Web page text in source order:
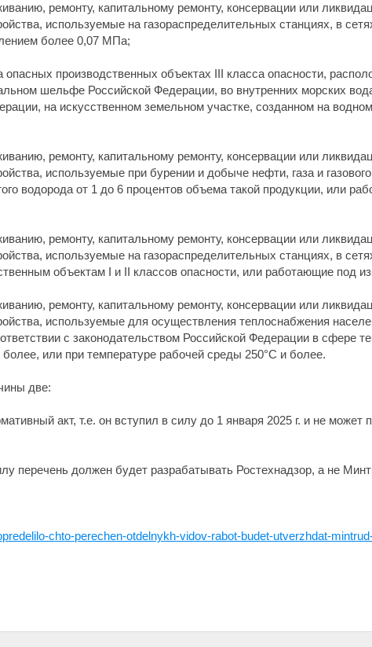
ремонту, капитальному ремонту, консервации или
используемые на газораспределительных станциях, в
более 0,07 МПа;
производственных объектах III класса опасности,
шельфе Российской Федерации, во внутренних морских
на искусственном земельном участке, созданном на
ремонту, капитальному ремонту, консервации или
используемые при бурении и добыче нефти, газа и
водорода от 1 до 6 процентов объема такой продукции, или
ремонту, капитальному ремонту, консервации или
используемые на газораспределительных станциях, в
объектам I и II классов опасности, или работающие под
ремонту, капитальному ремонту, консервации или
используемые для осуществления теплоснабжения
с законодательством Российской Федерации в сфере
или при температуре рабочей среды 250°C и более.
две:
акт, т.е. он вступил в силу до 1 января 2025 г. и не
перечень должен будет разрабатывать Ростехнадзор, а не
chto-perechen-otdelnykh-vidov-rabot-budet-utverzhdat-